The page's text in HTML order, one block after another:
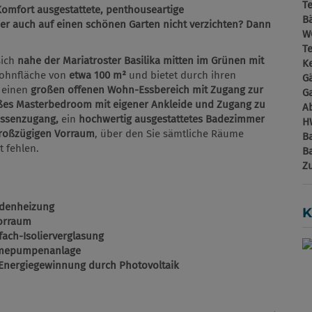
ausgestattete, penthouseartige
auch auf einen schönen Garten nicht verzichten? Dann
nahe der Mariatroster Basilika mitten im Grünen mit
von etwa 100 m² und bietet durch ihren
großen offenen Wohn-Essbereich mit Zugang zur
Masterbedroom mit eigener Ankleide und Zugang zu
ein hochwertig ausgestattetes Badezimmer
Vorraum, über den Sie sämtliche Räume
fehlen.
Isolierverglasung
durch Photovoltaik